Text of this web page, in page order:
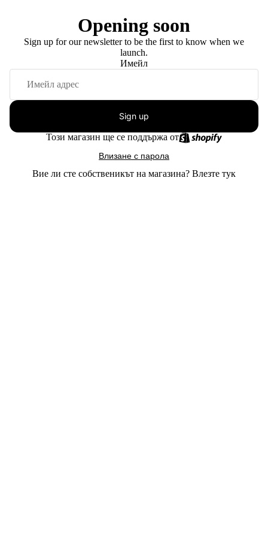
Opening soon
Sign up for our newsletter to be the first to know when we
launch.
Имейл
Sign up
Този магазин ще се поддържа от
Влизане с парола
Вие ли сте собственикът на магазина? Влезте тук